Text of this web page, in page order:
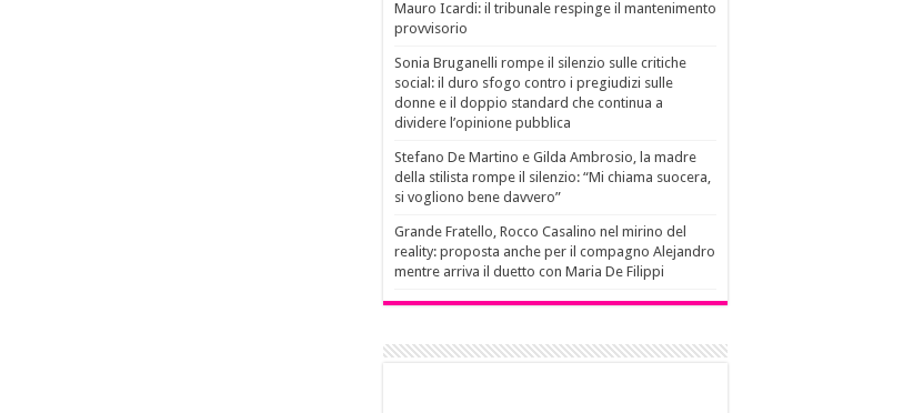
Mauro Icardi: il tribunale respinge il mantenimento
provvisorio
Sonia Bruganelli rompe il silenzio sulle critiche
social: il duro sfogo contro i pregiudizi sulle
donne e il doppio standard che continua a
dividere l’opinione pubblica
Stefano De Martino e Gilda Ambrosio, la madre
della stilista rompe il silenzio: “Mi chiama suocera,
si vogliono bene davvero”
Grande Fratello, Rocco Casalino nel mirino del
reality: proposta anche per il compagno Alejandro
mentre arriva il duetto con Maria De Filippi